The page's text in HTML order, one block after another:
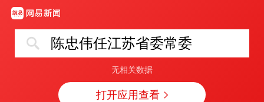
陈忠伟任江苏省委常委
无相关数据
打开应用查看